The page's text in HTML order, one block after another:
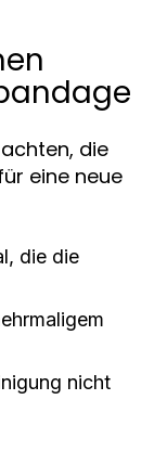
die
eine neue
die die
nicht